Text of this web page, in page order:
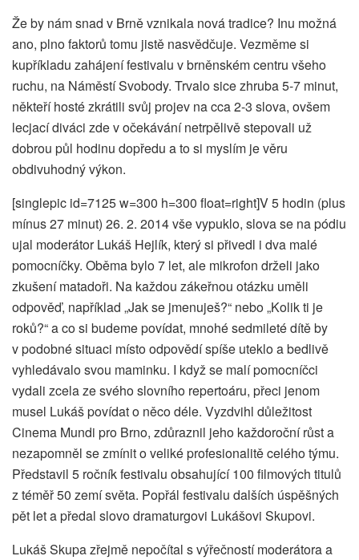
Že by nám snad v Brně vznikala nová tradice? Inu možná
ano, plno faktorů tomu jistě nasvědčuje. Vezměme si
kupříkladu zahájení festivalu v brněnském centru všeho
ruchu, na Náměstí Svobody. Trvalo sice zhruba 5-7 minut,
někteří hosté zkrátili svůj projev na cca 2-3 slova, ovšem
lecjací diváci zde v očekávání netrpělivě stepovali už
dobrou půl hodinu dopředu a to si myslím je věru
obdivuhodný výkon.
[singlepic id=7125 w=300 h=300 float=right]V 5 hodin (plus
mínus 27 minut) 26. 2. 2014 vše vypuklo, slova se na pódiu
ujal moderátor Lukáš Hejlík, který si přivedl i dva malé
pomocníčky. Oběma bylo 7 let, ale mikrofon drželi jako
zkušení matadoři. Na každou zákeřnou otázku uměli
odpověď, například „Jak se jmenuješ?“ nebo „Kolik ti je
roků?“ a co si budeme povídat, mnohé sedmileté dítě by
v podobné situaci místo odpovědí spíše uteklo a bedlivě
vyhledávalo svou maminku. I když se malí pomocníčci
vydali zcela ze svého slovního repertoáru, přeci jenom
musel Lukáš povídat o něco déle. Vyzdvihl důležitost
Cinema Mundi pro Brno, zdůraznil jeho každoroční růst a
nezapomněl se zmínit o veliké profesionalitě celého týmu.
Představil 5 ročník festivalu obsahující 100 filmových titulů
z téměř 50 zemí světa. Popřál festivalu dalších úspěšných
pět let a předal slovo dramaturgovi Lukášovi Skupovi.
Lukáš Skupa zřejmě nepočítal s výřečností moderátora a